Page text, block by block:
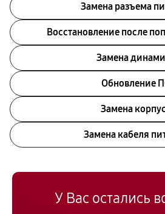
Замена разъема
Восстановление после
Замена
Обновление
Замена
Замена кабеля
У Вас остались